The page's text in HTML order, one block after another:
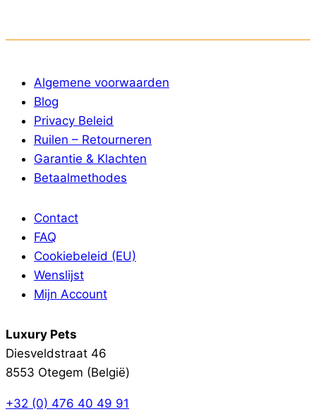
Algemene voorwaarden
Blog
Privacy Beleid
Ruilen – Retourneren
Garantie & Klachten
Betaalmethodes
Contact
FAQ
Cookiebeleid (EU)
Wenslijst
Mijn Account
Luxury Pets
Diesveldstraat 46
8553 Otegem (België)
+32 (0) 476 40 49 91